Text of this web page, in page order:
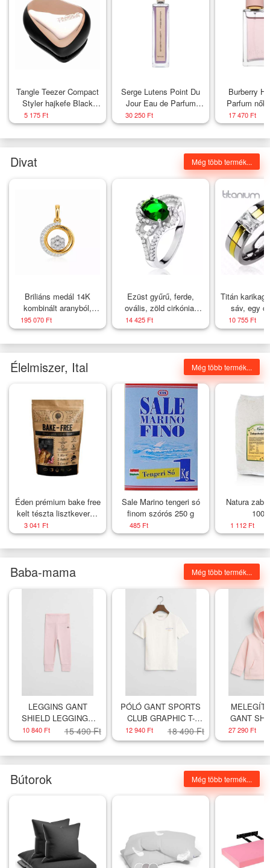
Tangle Teezer Compact
Styler hajkefe Black
Rose Gold
5 175 Ft
Serge Lutens Point Du
Jour Eau de Parfum
uniszex 100 ml
30 250 Ft
Burberry
Parfum
17 470 Ft
Divat Még több termék...
Briliáns medál 14K
kombinált aranyból,
körben elhelyezett
virággal
195 070 Ft
Ezüst gyűrű, ferde,
ovális, zöld cirkónia,
lekerekített vonalak,
átlátszó kövek -
Nagyság_ 54
14 425 Ft
Titán
sáv, egy
10 755 Ft
Élelmiszer, Ital Még több termék...
Éden prémium bake free
kelt tészta lisztkeverék
1000 g
3 041 Ft
Sale Marino tengeri só
finom szórós 250 g
485 Ft
Natura
1 112 Ft
Baba-mama Még több termék...
LEGGINS GANT
SHIELD LEGGINGS
SALMON
10 840 Ft 15 490 Ft
PÓLÓ GANT SPORTS
CLUB GRAPHIC T-
SHIRT EGGSHELL
12 940 Ft 18 490 Ft
GANT
HOODIE
27 290 Ft
Bútorok Még több termék...